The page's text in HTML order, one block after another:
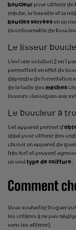
boucleur pour obtenir de
mèche, la travaille et la
boucles serréesen un
incontournable de
Le lisseur
C’est une solution 2 en 1
permettent en effet de
dépendra de l’orientation
de la taille des mèches
lisseurs classiques aux
Le boucleur à
Cet appareil permet d’
idéal pour obtenir des
choisir un appareil de
très fort et peuvent
un seul type de coiffure.
Comment
Vous souhaitez troquer
les critères à ne pas
sans les abîmer).